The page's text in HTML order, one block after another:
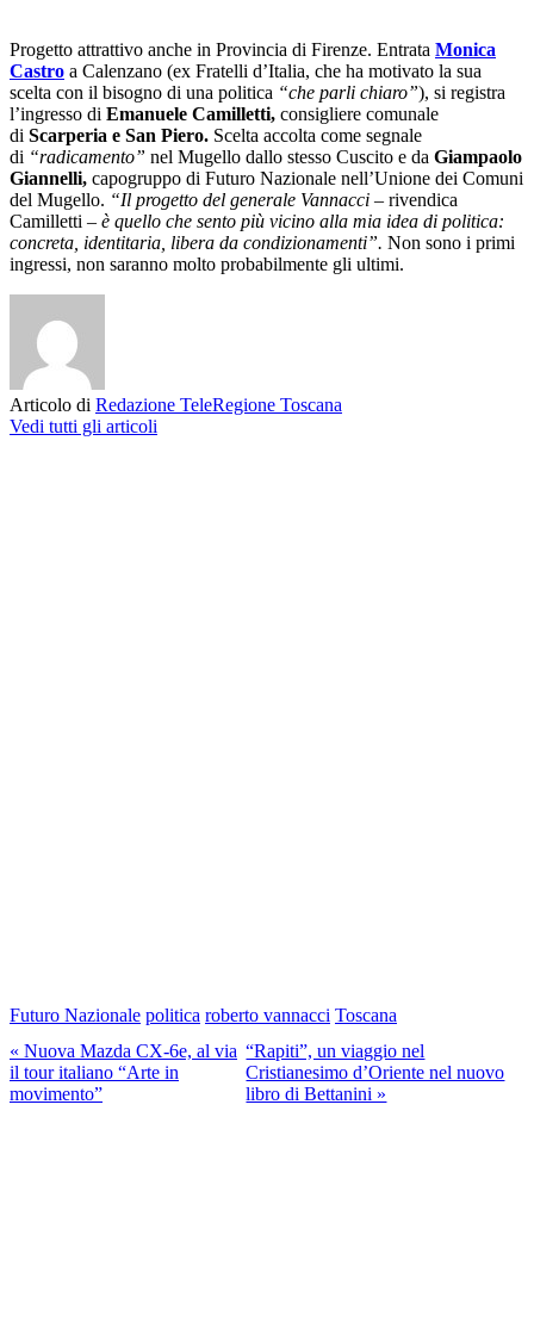
Progetto attrattivo anche in Provincia di Firenze. Entrata Monica
Castro a Calenzano (ex Fratelli d’Italia, che ha motivato la sua
scelta con il bisogno di una politica “che parli chiaro”), si registra
l’ingresso di Emanuele Camilletti, consigliere comunale
di Scarperia e San Piero. Scelta accolta come segnale
di “radicamento” nel Mugello dallo stesso Cuscito e da Giampaolo
Giannelli, capogruppo di Futuro Nazionale nell’Unione dei Comuni
del Mugello. “Il progetto del generale Vannacci – rivendica
Camilletti – è quello che sento più vicino alla mia idea di politica:
concreta, identitaria, libera da condizionamenti”. Non sono i primi
ingressi, non saranno molto probabilmente gli ultimi.
Articolo di Redazione TeleRegione Toscana
Vedi tutti gli articoli
Futuro Nazionale politica roberto vannacci Toscana
« Nuova Mazda CX-6e, al via
il tour italiano “Arte in
movimento”
“Rapiti”, un viaggio nel
Cristianesimo d’Oriente nel nuovo
libro di Bettanini »